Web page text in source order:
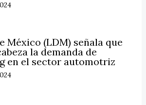
México (LDM) señala que
la demanda de
en el sector automotriz